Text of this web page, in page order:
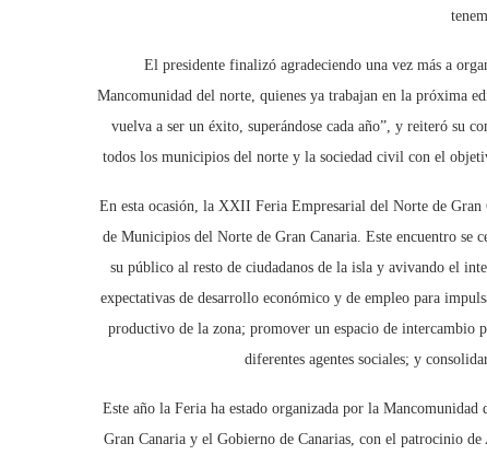
El presidente finalizó agradeciendo una vez más a
Mancomunidad del norte, quienes ya trabajan en la próxima
vuelva a ser un éxito, superándose cada año”, y reiteró su
todos los municipios del norte y la sociedad civil con el
En esta ocasión, la XXII Feria Empresarial del Norte de
de Municipios del Norte de Gran Canaria. Este encuentro
su público al resto de ciudadanos de la isla y avivando el
expectativas de desarrollo económico y de empleo para
productivo de la zona; promover un espacio de intercambio
diferentes agentes sociales; y
Este año la Feria ha estado organizada por la
Gran Canaria y el Gobierno de Canarias, con el patrocinio